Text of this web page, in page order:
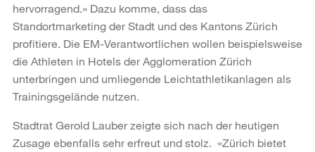
hervorragend.» Dazu komme, dass das
Standortmarketing der Stadt und des Kantons Zürich
profitiere. Die EM-Verantwortlichen wollen beispielsweise
die Athleten in Hotels der Agglomeration Zürich
unterbringen und umliegende Leichtathletikanlagen als
Trainingsgelände nutzen.
Stadtrat Gerold Lauber zeigte sich nach der heutigen
Zusage ebenfalls sehr erfreut und stolz. «Zürich bietet